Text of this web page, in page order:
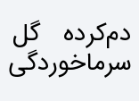
دم‌کرده گل
سرماخوردگی